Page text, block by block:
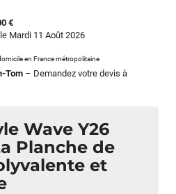
Wave Y26
Planche de
et
€
Mardi 11 Août 2026
en France métropolitaine
Tom – Demandez votre devis à